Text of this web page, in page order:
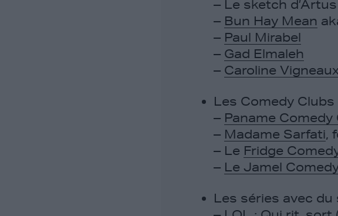
– Le sketch
– Bun Hay Mean
– Paul Mirabel
– Gad Elmaleh
– Caroline Vigneaux
Les Comedy Clubs
– Paname Comedy
– Madame Sarfati
– Le Fridge
– Le Jamel
Les séries avec